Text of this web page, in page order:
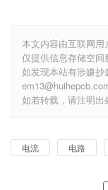
本文内容由互联网
仅提供信息存储空间
如发现本站有涉嫌
如若转载，请注明
电流 电路